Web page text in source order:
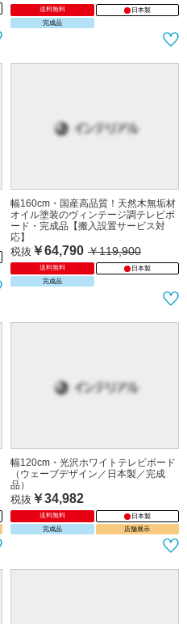
送料無料
日本製
完成品
幅160cm・国産高品質！天然木無垢材
オイル塗装のヴィンテージ調テレビボ
ード・完成品【搬入設置サービス対
応】
税抜 ￥64,790 ￥119,900
送料無料
日本製
完成品
幅120cm・光沢ホワイトテレビボード
（ウェーブデザイン／日本製／完成
品）
税抜 ￥34,982
送料無料
日本製
完成品
店舗展示